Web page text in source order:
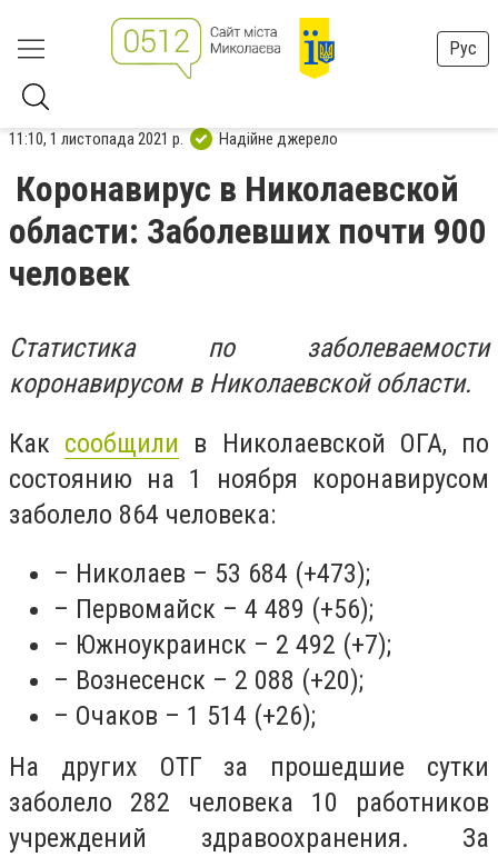
Рус
11:10, 1 листопада 2021 р. Надійне джерело
Коронавирус в Николаевской
области: Заболевших почти 900
человек
Статистика по заболеваемости
коронавирусом в Николаевской области.
Как сообщили в Николаевской ОГА, по
состоянию на 1 ноября коронавирусом
заболело 864 человека:
– Николаев – 53 684 (+473);
– Первомайск – 4 489 (+56);
– Южноукраинск – 2 492 (+7);
– Вознесенск – 2 088 (+20);
– Очаков – 1 514 (+26);
На других ОТГ за прошедшие сутки
заболело 282 человека 10 работников
учреждений здравоохранения. За